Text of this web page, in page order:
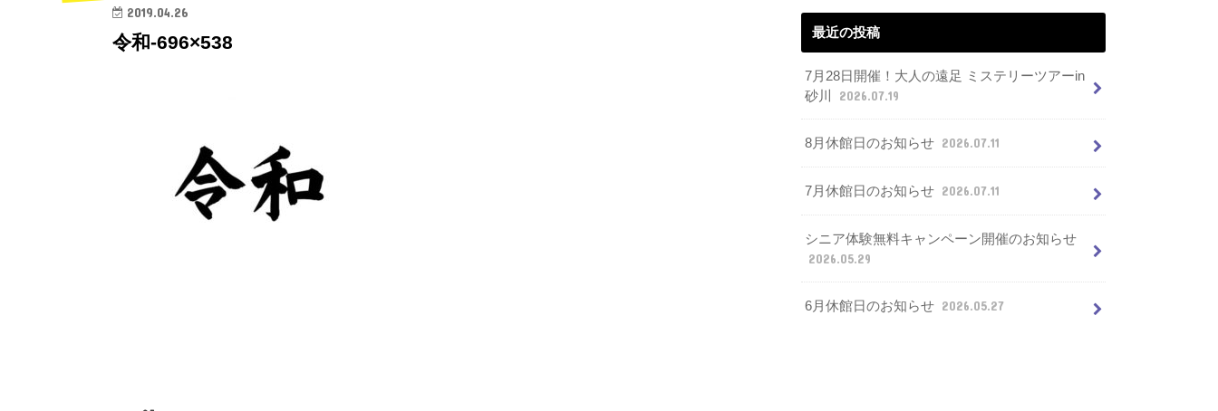
2019.04.26
令和-696×538 最近の投稿
7月28日開催！大人の遠足 ミステリーツアーin
砂川
2026.07.19
8月休館日のお知らせ 2026.07.11
7月休館日のお知らせ 2026.07.11
シニア体験無料キャンペーン開催のお知らせ
2026.05.29
6月休館日のお知らせ 2026.05.27